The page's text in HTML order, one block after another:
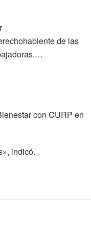
de las
con CURP en
indicó.